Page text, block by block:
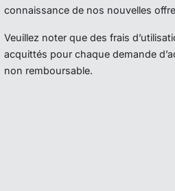
connaissance de nos nouvelles
Veuillez noter que des frais
acquittés pour chaque demande
non remboursable.